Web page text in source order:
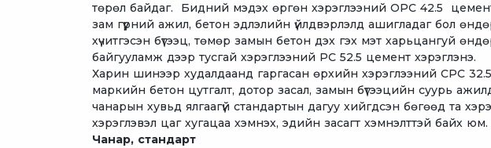
төрөл байдаг. Бидний мэдэх өргөн хэрэглээний OPC 42.5
зам гүүрний ажил, бетон эдлэлийн үйлдвэрлэлд ашигладаг бол
хүчитгэсэн бүтээц, төмөр замын бетон дэх гэх мэт харьцангуй
байгууламж дээр тусгай хэрэглээний PC 52.5 цемент хэрэглэнэ.
Харин шинээр худалдаанд гаргасан өрхийн хэрэглээний CPC
маркийн бетон цутгалт, дотор засал, замын бүтээцийн суурь
чанарын хувьд ялгаагүй стандартын дагуу хийгдсэн бөгөөд та
хэрэглэвэл цаг хугацаа хэмнэх, эдийн засагт хэмнэлттэй байх юм.
Чанар, стандарт